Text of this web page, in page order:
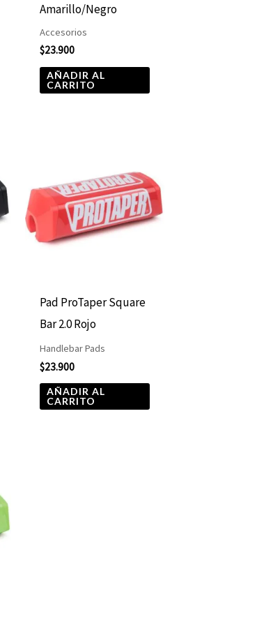
Amarillo/Negro
Accesorios
$23.900
AÑADIR AL
CARRITO
Pad ProTaper Square
Bar 2.0 Rojo
Handlebar Pads
$23.900
AÑADIR AL
CARRITO